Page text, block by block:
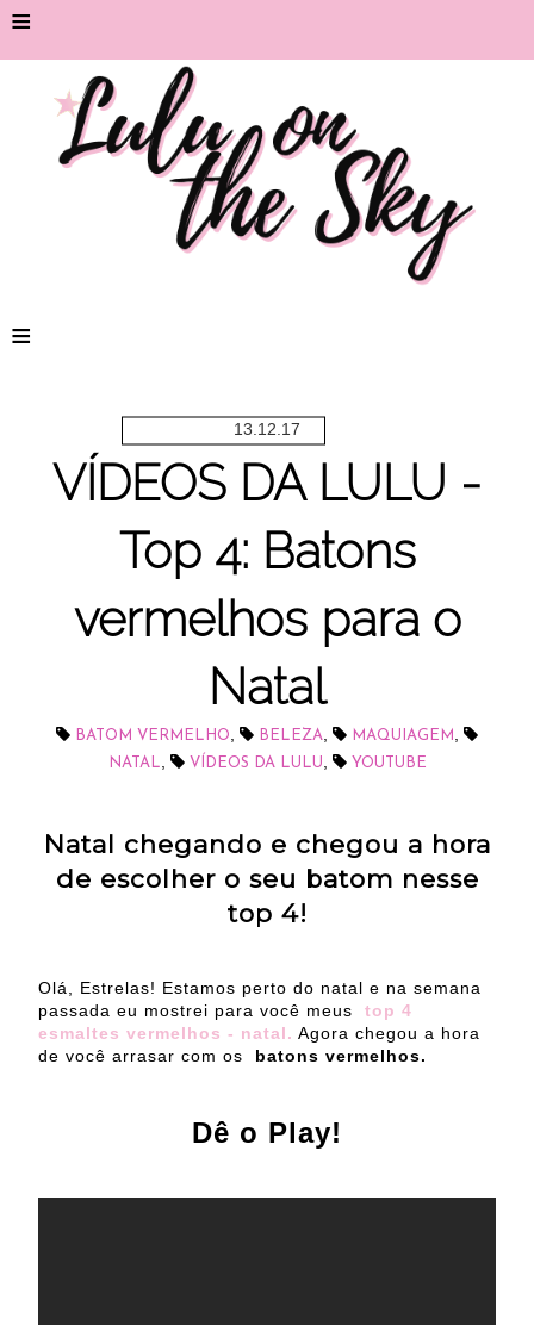
≡
≡
13.12.17
VÍDEOS DA LULU -
Top 4: Batons
vermelhos para o
Natal
BATOM VERMELHO, BELEZA, MAQUIAGEM ,
NATAL, VÍDEOS DA LULU, YOUTUBE
Natal chegando e chegou a hora
de escolher o seu batom nesse
top 4!
Olá, Estrelas! Estamos perto do natal e na semana
passada eu mostrei para você meus
top 4
esmaltes vermelhos - natal. Agora chegou a hora
de você arrasar com os
batons vermelhos.
Dê o Play!